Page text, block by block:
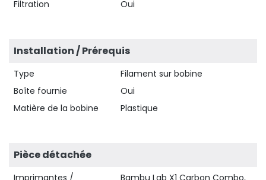
Filtration Oui
Installation / Prérequis
Type
Filament sur bobine
Boîte fournie
Oui
Matière de la bobine
Plastique
Pièce détachée
Imprimantes /
Bambu Lab X1 Carbon Combo,